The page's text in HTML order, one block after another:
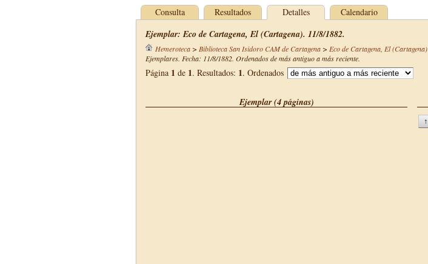
Consulta Resultados Detalles Calendario
Ejemplar: Eco de Cartagena, El (Cartagena). 11/8/1882.
Hemeroteca> Biblioteca San Isidoro CAM de Cartagena> Eco de Cartagena, El (Cartagena)
Ejemplares. Fecha: 11/8/1882. Ordenados de más antiguo a más reciente.
Página 1 de 1. Resultados: 1. Ordenados
Ejemplar (4 páginas)